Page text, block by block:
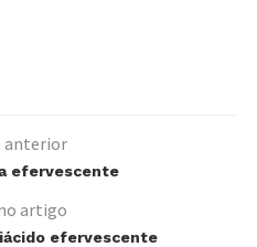
anterior
efervescente
artigo
efervescente